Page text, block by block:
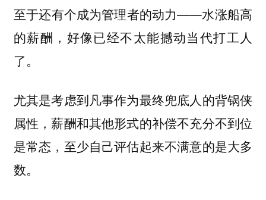
至于还有个成为管理者的动力——水涨船高
的薪酬，好像已经不太能撼动当代打工人
了。
尤其是考虑到凡事作为最终兜底人的背锅侠
属性，薪酬和其他形式的补偿不充分不到位
是常态，至少自己评估起来不满意的是大多
数。